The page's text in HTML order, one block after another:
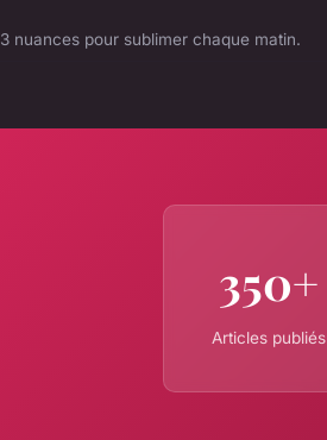
3 nuances pour sublimer chaque matin.
350+
Articles publiés